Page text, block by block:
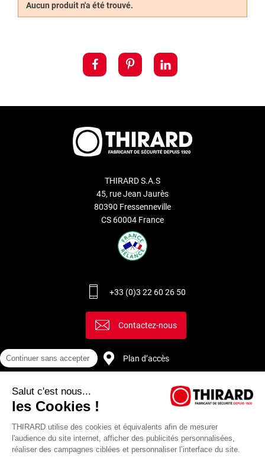
Aucun produit n'a été trouvé.
THIRARD S.A.S
45, rue Jean Jaurès
80390 Fressenneville
CS 60004 France
+33 (0)3 22 60 26 50
Contactez-nous
Plan d’accès
Continuer sans accepter
Salut c'est nous...
les Cookies !
THIRARD utilise des cookies et équivalents afin de mesurer
l'audience du site internet, afficher des publicités personnalisées,
réaliser des campagnes ciblées et personnaliser l’interface du site.